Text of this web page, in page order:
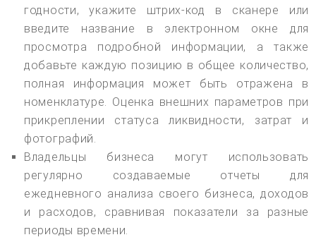
годности, укажите штрих-код в сканере или
введите название в электронном окне для
просмотра подробной информации, а также
добавьте каждую позицию в общее количество,
полная информация может быть отражена в
номенклатуре. Оценка внешних параметров при
прикреплении статуса ликвидности, затрат и
фотографий.
Владельцы бизнеса могут использовать
регулярно создаваемые отчеты для
ежедневного анализа своего бизнеса, доходов
и расходов, сравнивая показатели за разные
периоды времени.